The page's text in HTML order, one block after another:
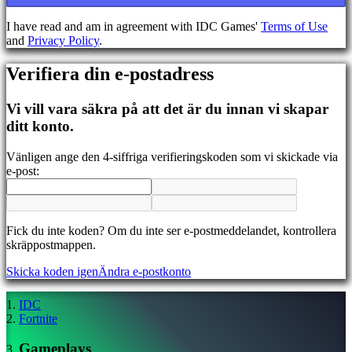
BS
CS
DA
DE
EL
EN
FI
FR
HR
JA
KO
PT
RO
SR
SV
TH
TR
VI
I have read and am in agreement with IDC Games' Terms of Use
and Privacy Policy.
Verifiera din e-postadress
Vi vill vara säkra på att det är du innan vi skapar
ditt konto.
Vänligen ange den 4-siffriga verifieringskoden som vi skickade via
e-post:
Fick du inte koden? Om du inte ser e-postmeddelandet, kontrollera
skräppostmappen.
Skicka koden igenÄndra e-postkonto
IDC
Fortnite